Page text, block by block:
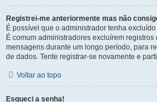
Registrei-me anteriormente mas não
É possível que o administrador tenha
É comum administradores excluírem
mensagens durante um longo período, para
de dados. Tente registrar-se novamente e
Voltar ao topo
Esqueci a senha!